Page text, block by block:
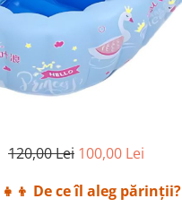
120,00 Lei 100,00 Lei
De ce îl aleg părinții?